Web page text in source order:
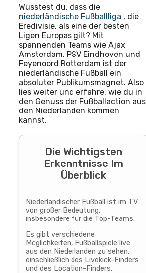
Wusstest du, dass die
niederländische Fußballliga , die
Eredivisie, als eine der besten
Ligen Europas gilt? Mit
spannenden Teams wie Ajax
Amsterdam, PSV Eindhoven und
Feyenoord Rotterdam ist der
niederländische Fußball ein
absoluter Publikumsmagnet. Also
lies weiter und erfahre, wie du in
den Genuss der Fußballaction aus
den Niederlanden kommen
kannst.
Die Wichtigsten
Erkenntnisse Im
Überblick
Niederländischer Fußball ist im TV
von großer Bedeutung,
insbesondere für die Top-Teams.
Es gibt verschiedene
Möglichkeiten, Fußballspiele live
aus den Niederlanden zu sehen,
einschließlich des Livekick-Finders
und des Location-Finders.